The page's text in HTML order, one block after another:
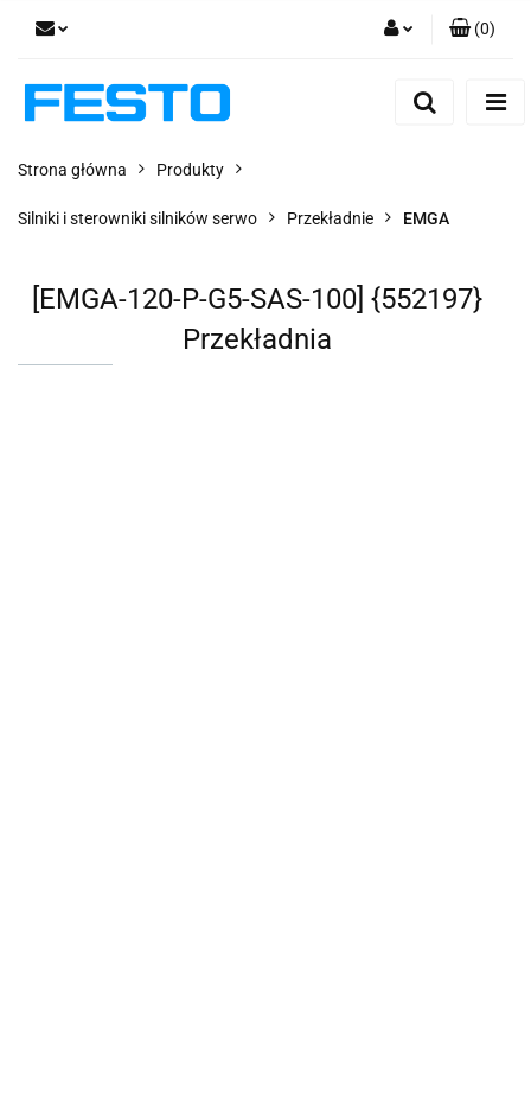
(0)
Strona główna Produkty
Silniki i sterowniki silników serwo Przekładnie EMGA
[EMGA-120-P-G5-SAS-100] {552197}
Przekładnia